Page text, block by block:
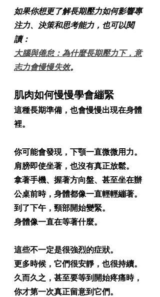
如果你想更了解長期壓力如何影響專
注力、決策和思考能力，也可以閱
讀：
大腦與倦怠：為什麼長期壓力下，意
志力會慢慢失效。
肌肉如何慢慢學會繃緊
這種長期準備，也會慢慢出現在身體
裡。
你可能會發現，下顎一直微微用力。
肩膀即使坐著，也沒有真正放鬆。
拿著手機、握著方向盤、甚至坐在辦
公桌前時，身體都像一直輕輕繃著。
到了下午，頸部開始變緊。
身體像一直在等著什麼。
這些不一定是很強烈的症狀。
更多時候，它們很安靜，也很持續。
久而久之，甚至要等到開始疼痛時，
你才第一次真正留意到它們。